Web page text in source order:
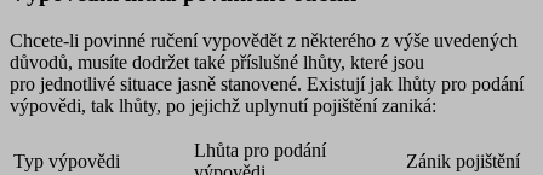
Chcete-li povinné ručení vypovědět z některého z výše uvedených
důvodů, musíte dodržet také příslušné lhůty, které jsou
pro jednotlivé situace jasně stanovené. Existují jak lhůty pro podání
výpovědi, tak lhůty, po jejichž uplynutí pojištění zaniká:
Typ výpovědi
Lhůta pro podání
Zánik pojištění